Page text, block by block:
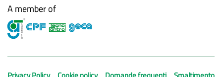
A member of